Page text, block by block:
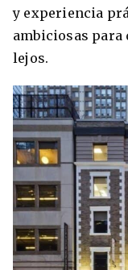
y experiencia
ambiciosas para
lejos.